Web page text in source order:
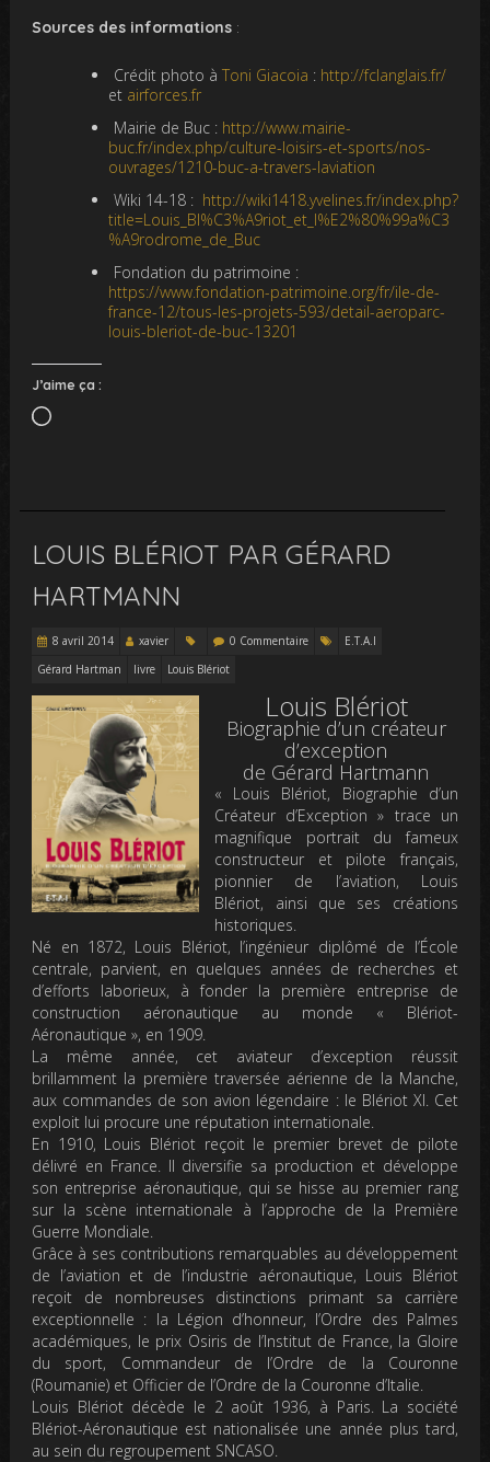
Sources des informations :
Crédit photo à Toni Giacoia : http://fclanglais.fr/
et airforces.fr
Mairie de Buc : http://www.mairie-
buc.fr/index.php/culture-loisirs-et-sports/nos-
ouvrages/1210-buc-a-travers-laviation
Wiki 14-18 : http://wiki1418.yvelines.fr/index.php?
title=Louis_Bl%C3%A9riot_et_l%E2%80%99a%C3
%A9rodrome_de_Buc
Fondation du patrimoine :
https://www.fondation-patrimoine.org/fr/ile-de-
france-12/tous-les-projets-593/detail-aeroparc-
louis-bleriot-de-buc-13201
J’aime ça :
Chargement…
LOUIS BLÉRIOT PAR GÉRARD
HARTMANN
8 avril 2014 xavier 0 Commentaire
E.T.A.I
Gérard Hartman
livre Louis Blériot
Louis Blériot
Biographie d’un créateur
d’exception
de Gérard Hartmann
« Louis Blériot, Biographie d’un
Créateur d’Exception » trace un
magnifique portrait du fameux
constructeur et pilote français,
pionnier de l’aviation, Louis
Blériot, ainsi que ses créations
historiques.
Né en 1872, Louis Blériot, l’ingénieur diplômé de l’École
centrale, parvient, en quelques années de recherches et
d’efforts laborieux, à fonder la première entreprise de
construction aéronautique au monde « Blériot-
Aéronautique », en 1909.
La même année, cet aviateur d’exception réussit
brillamment la première traversée aérienne de la Manche,
aux commandes de son avion légendaire : le Blériot XI. Cet
exploit lui procure une réputation internationale.
En 1910, Louis Blériot reçoit le premier brevet de pilote
délivré en France. Il diversifie sa production et développe
son entreprise aéronautique, qui se hisse au premier rang
sur la scène internationale à l’approche de la Première
Guerre Mondiale.
Grâce à ses contributions remarquables au développement
de l’aviation et de l’industrie aéronautique, Louis Blériot
reçoit de nombreuses distinctions primant sa carrière
exceptionnelle : la Légion d’honneur, l’Ordre des Palmes
académiques, le prix Osiris de l’Institut de France, la Gloire
du sport, Commandeur de l’Ordre de la Couronne
(Roumanie) et Officier de l’Ordre de la Couronne d’Italie.
Louis Blériot décède le 2 août 1936, à Paris. La société
Blériot-Aéronautique est nationalisée une année plus tard,
au sein du regroupement SNCASO.